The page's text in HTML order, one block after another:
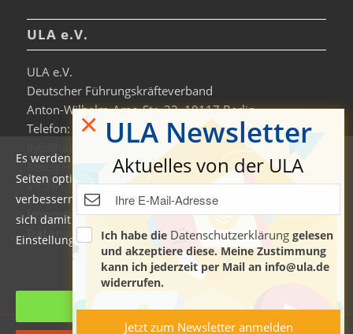
ULA e.V.
ULA e.V.
Deutscher Führungskräfteverband
Anton-Wilhelm-Amo-Str. 33, 10117 Berlin
Telefon: +49 30-306963-0
Amtsgericht Charlottenburg
VR 36138 B
Impressum
Datenschutzerklärung & Nutzungsbedingungen
Es werden auf dieser Website Cookies verwendet, um die
Seiten optimiert darzustellen und das Nutzererlebnis zu
verbessern. Durch die Nutzung unserer Seiten erklären Sie
sich damit einverstanden. Weitere Informationen und
Einstellungen finden Sie auch in der Datenschutzerklärung.
Manage cookie settings
Cookies akzeptieren
Jetzt zum Newsletter anmelden
ULA Newsletter
Aktuelles von der ULA
Ich habe die Datenschutzerklärunggelesen
und akzeptiere diese. Meine Zustimmung
kann ich jederzeit per Mail an info@ula.de
widerrufen.
×